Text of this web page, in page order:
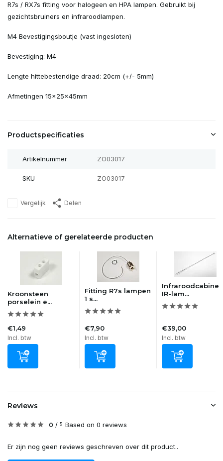
R7s / RX7s fitting voor halogeen en HPA lampen. Gebruikt bij
gezichtsbruiners en infraroodlampen.
M4 Bevestigingsboutje (vast ingesloten)
Bevestiging: M4
Lengte hittebestendige draad: 20cm (+/- 5mm)
Afmetingen 15x25x45mm
Productspecificaties
Artikelnummer ZO03017
SKU ZO03017
Vergelijk Delen
Alternatieve of gerelateerde producten
Kroonsteen
porselein e...
€1,49
Incl. btw
Fitting R7s lampen
1 s...
€7,90
Incl. btw
Infraroodcabine
IR-lam...
€39,00
Incl. btw
Reviews
0 / 5 Based on 0 reviews
Er zijn nog geen reviews geschreven over dit product..